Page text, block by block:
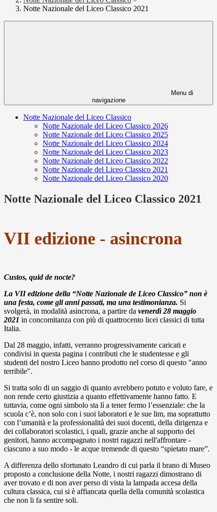
Notte Nazionale del Liceo Classico 2021
Menu di
navigazione
Notte Nazionale del Liceo Classico
Notte Nazionale del Liceo Classico 2026
Notte Nazionale del Liceo Classico 2025
Notte Nazionale del Liceo Classico 2024
Notte Nazionale del Liceo Classico 2023
Notte Nazionale del Liceo Classico 2022
Notte Nazionale del Liceo Classico 2021
Notte Nazionale del Liceo Classico 2020
Notte Nazionale del Liceo Classico 2021
VII edizione - asincrona
Custos, quid de nocte?
La VII edizione della “Notte Nazionale de Liceo Classico” non è
una festa, come gli anni passati, ma una testimonianza. Si
svolgerà, in modalità asincrona, a partire da venerdì 28 maggio
2021 in concomitanza con più di quattrocento licei classici di tutta
Italia.
Dal 28 maggio, infatti, verranno progressivamente caricati e
condivisi in questa pagina i contributi che le studentesse e gli
studenti del nostro Liceo hanno prodotto nel corso di questo "anno
terribile".
Si tratta solo di un saggio di quanto avrebbero potuto e voluto fare, e
non rende certo giustizia a quanto effettivamente hanno fatto. E
tuttavia, come ogni simbolo sta lì a tener fermo l’essenziale: che la
scuola c’è, non solo con i suoi laboratori e le sue lim, ma soprattutto
con l’umanità e la professionalità dei suoi docenti, della dirigenza e
dei collaboratori scolastici, i quali, grazie anche al supporto dei
genitori, hanno accompagnato i nostri ragazzi nell'affrontare -
ciascuno a suo modo - le acque tremende di questo “spietato mare”.
A differenza dello sfortunato Leandro di cui parla il brano di Museo
proposto a conclusione della Notte, i nostri ragazzi dimostrano di
aver trovato e di non aver perso di vista la lampada accesa della
cultura classica, cui si è affiancata quella della comunità scolastica
che non li fa sentire soli.